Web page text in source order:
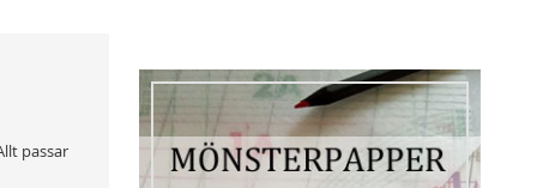
passar